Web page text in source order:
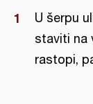
U šerpu
staviti na
rastopi,